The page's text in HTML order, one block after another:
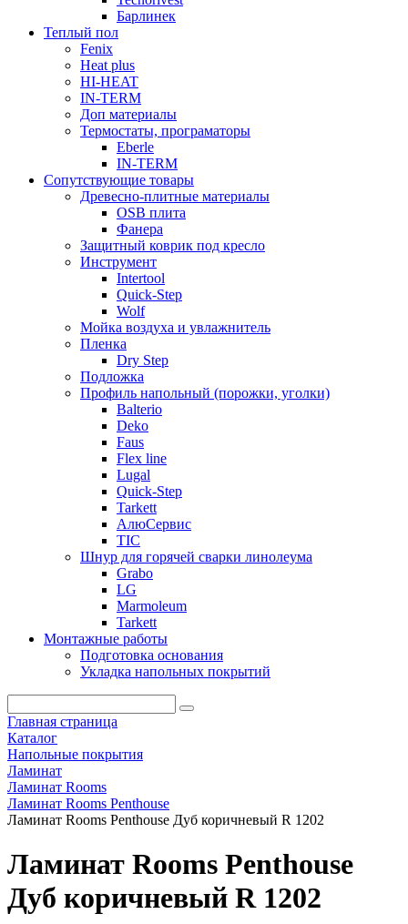
Барлинек
Теплый пол
Fenix
Heat plus
HI-HEAT
IN-TERM
Доп материалы
Термостаты, програматоры
Eberle
IN-TERM
Сопутствующие товары
Древесно-плитные материалы
OSB плита
Фанера
Защитный коврик под кресло
Инструмент
Intertool
Quick-Step
Wolf
Мойка воздуха и увлажнитель
Пленка
Dry Step
Подложка
Профиль напольный (порожки, уголки)
Balterio
Deko
Faus
Flex line
Lugal
Quick-Step
Tarkett
АлюСервис
ТІС
Шнур для горячей сварки линолеума
Grabo
LG
Marmoleum
Tarkett
Монтажные работы
Подготовка основания
Укладка напольных покрытий
Главная страница
Каталог
Напольные покрытия
Ламинат
Ламинат Rooms
Ламинат Rooms Penthouse
Ламинат Rooms Penthouse Дуб коричневый R 1202
Ламинат Rooms Penthouse
Дуб коричневый R 1202